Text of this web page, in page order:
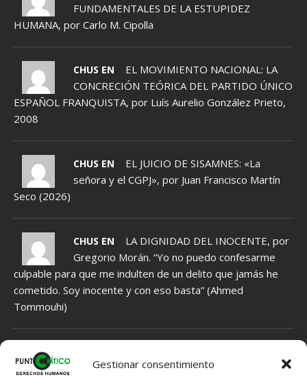
Gestionar consentimiento
FUNDAMENTALES DE LA ESTUPIDEZ
HUMANA, por Carlo M. Cipolla
CHUS EN
EL MOVIMIENTO NACIONAL: LA
CONCRECIÓN TEÓRICA DEL PARTIDO ÚNICO
ESPAÑOL FRANQUISTA, por Luís Aurelio González Prieto,
2008
CHUS EN
EL JUICIO DE SISAMNES: «La
señora y el CGPJ», por Juan Francisco Martín
Seco (2026)
CHUS EN
LA DIGNIDAD DEL INOCENTE, por
Gregorio Morán. “Yo no puedo confesarme
culpable para que me indulten de un delito que jamás he
cometido. Soy inocente y con eso basta” (Ahmed
Tommouhi)